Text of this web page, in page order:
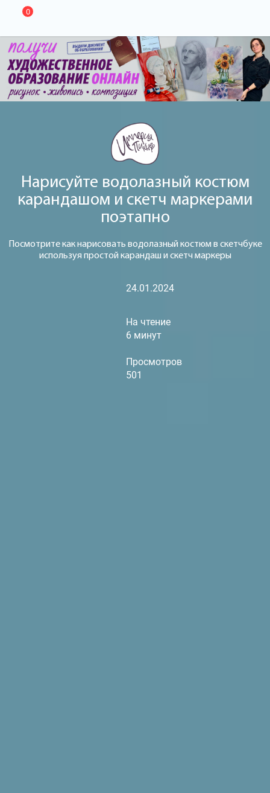
0
Нарисуйте водолазный костюм
карандашом и скетч маркерами
поэтапно
Посмотрите как нарисовать водолазный костюм в скетчбуке
используя простой карандаш и скетч маркеры
24.01.2024
На чтение
6 минут
Просмотров
501